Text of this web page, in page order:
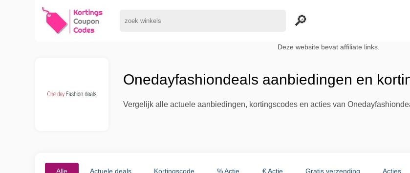
Deze website bevat affiliate links.
Onedayfashiondeals aanbiedingen en
Vergelijk alle actuele aanbiedingen, kortingscodes en acties van
Alle Actuele deals Kortingscode % Actie € Actie Gratis verzending Acties